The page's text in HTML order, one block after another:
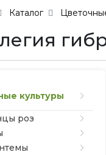
Каталог
культуры
роз